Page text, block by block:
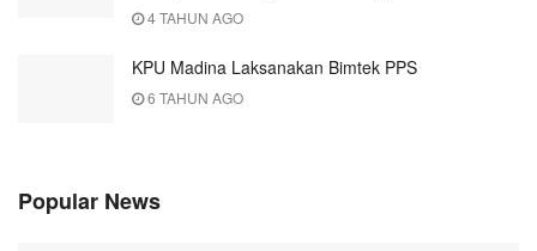
4 TAHUN AGO
KPU Madina Laksanakan Bimtek PPS
6 TAHUN AGO
Popular News